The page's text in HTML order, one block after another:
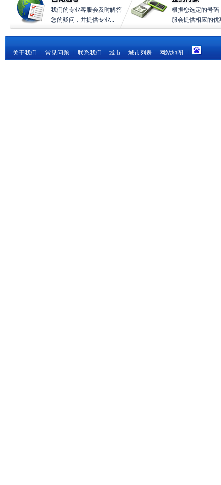
我们的专业客服会及时解答
您的疑问，并提供专业...
根据您选定的号码
服会提供相应的优
关于我们 常见问题 联系我们 城市 城市列表 网站地图